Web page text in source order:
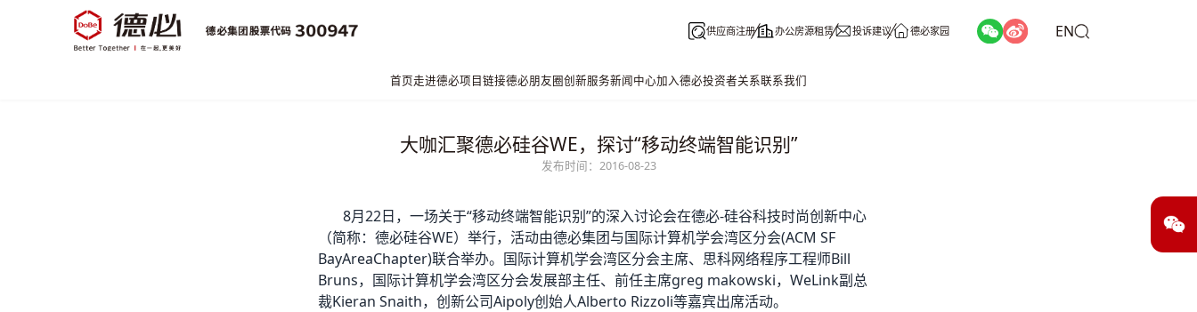
供应商注册 办公房源租赁 投诉建议 德必家园 EN
首页走进德必项目链接德必朋友圈创新服务新闻中心加入德必投资者关系联系我们
大咖汇聚德必硅谷WE，探讨“移动终端智能识别”
发布时间：2016-08-23
8月22日，一场关于“移动终端智能识别”的深入讨论会在德必-硅谷科技时尚创新中心
（简称：德必硅谷WE）举行，活动由德必集团与国际计算机学会湾区分会(ACM SF
BayAreaChapter)联合举办。国际计算机学会湾区分会主席、思科网络程序工程师Bill
Bruns，国际计算机学会湾区分会发展部主任、前任主席greg makowski，WeLink副总
裁Kieran Snaith，创新公司Aipoly创始人Alberto Rizzoli等嘉宾出席活动。